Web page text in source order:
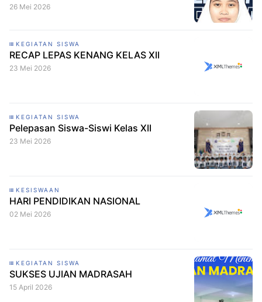
26 Mei 2026
KEGIATAN SISWA
RECAP LEPAS KENANG KELAS XII
23 Mei 2026
KEGIATAN SISWA
Pelepasan Siswa-Siswi Kelas XII
23 Mei 2026
KESISWAAN
HARI PENDIDIKAN NASIONAL
02 Mei 2026
KEGIATAN SISWA
SUKSES UJIAN MADRASAH
15 April 2026